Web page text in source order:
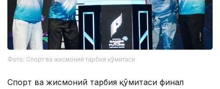
Фото: Спорт ва жисмоний тарбия қўмитаси
Спорт ва жисмоний тарбия қўмитаси финал